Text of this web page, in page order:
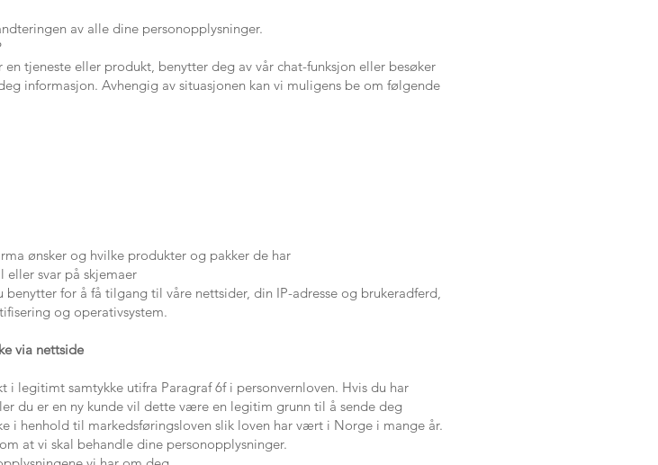
av alle dine personopplysninger.
tjeneste eller produkt, benytter deg av vår chat-funksjon eller besøker
informasjon. Avhengig av situasjonen kan vi muligens be om følgende
ønsker og hvilke produkter og pakker de har
eller svar på skjemaer
benytter for å få tilgang til våre nettsider, din IP-adresse og brukeradferd,
og operativsystem.
via nettside
i legitimt samtykke utifra Paragraf 6f i personvernloven. Hvis du har
du er en ny kunde vil dette være en legitim grunn til å sende deg
i henhold til markedsføringsloven slik loven har vært i Norge i mange år.
at vi skal behandle dine personopplysninger.